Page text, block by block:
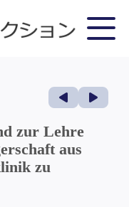
zur Lehre
aus
zu